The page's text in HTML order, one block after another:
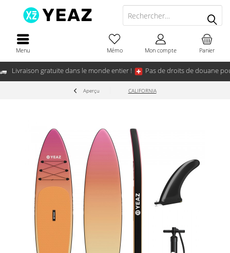
Livraison gratuite dans le monde entier ! Pas de droits de douane
Menu Panier
Mémo Mon compte
Aperçu CALIFORNIA